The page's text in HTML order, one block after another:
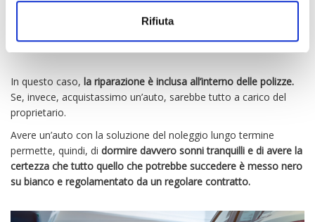
Rifiuta
di piccoli danni alla vettura. Dato che le assicurazioni coprono
anche le piccole sportellate ricevute nei parcheggi, ecco che non
dobbiamo preoccuparci molto.
In questo caso, la riparazione è inclusa all’interno delle polizze.
Se, invece, acquistassimo un’auto, sarebbe tutto a carico del
proprietario.
Avere un’auto con la soluzione del noleggio lungo termine
permette, quindi, di dormire davvero sonni tranquilli e di avere la
certezza che tutto quello che potrebbe succedere è messo nero
su bianco e regolamentato da un regolare contratto.